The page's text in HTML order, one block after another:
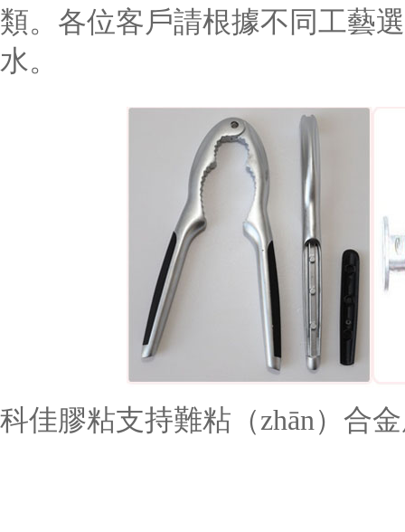
類。各位客戶請根據不同工藝
水。
科佳膠粘支持難粘（zhān）合